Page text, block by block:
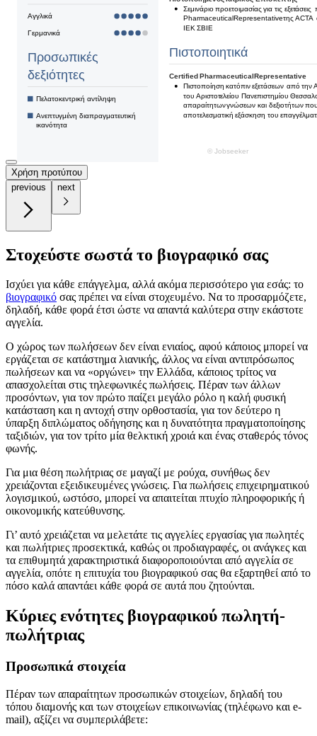
Χρήση προτύπου
previous
next
Στοχεύστε σωστά το βιογραφικό σας
Ισχύει για κάθε επάγγελμα, αλλά ακόμα περισσότερο για εσάς: το
βιογραφικό σας πρέπει να είναι στοχευμένο. Να το προσαρμόζετε,
δηλαδή, κάθε φορά έτσι ώστε να απαντά καλύτερα στην εκάστοτε
αγγελία.
Ο χώρος των πωλήσεων δεν είναι ενιαίος, αφού κάποιος μπορεί να
εργάζεται σε κατάστημα λιανικής, άλλος να είναι αντιπρόσωπος
πωλήσεων και να «οργώνει» την Ελλάδα, κάποιος τρίτος να
απασχολείται στις τηλεφωνικές πωλήσεις. Πέραν των άλλων
προσόντων, για τον πρώτο παίζει μεγάλο ρόλο η καλή φυσική
κατάσταση και η αντοχή στην ορθοστασία, για τον δεύτερο η
ύπαρξη διπλώματος οδήγησης και η δυνατότητα πραγματοποίησης
ταξιδιών, για τον τρίτο μία θελκτική χροιά και ένας σταθερός τόνος
φωνής.
Για μια θέση πωλήτριας σε μαγαζί με ρούχα, συνήθως δεν
χρειάζονται εξειδικευμένες γνώσεις. Για πωλήσεις επιχειρηματικού
λογισμικού, ωστόσο, μπορεί να απαιτείται πτυχίο πληροφορικής ή
οικονομικής κατεύθυνσης.
Γι’ αυτό χρειάζεται να μελετάτε τις αγγελίες εργασίας για πωλητές
και πωλήτριες προσεκτικά, καθώς οι προδιαγραφές, οι ανάγκες και
τα επιθυμητά χαρακτηριστικά διαφοροποιούνται από αγγελία σε
αγγελία, οπότε η επιτυχία του βιογραφικού σας θα εξαρτηθεί από το
πόσο καλά απαντάει κάθε φορά σε αυτά που ζητούνται.
Κύριες ενότητες βιογραφικού πωλητή-
πωλήτριας
Προσωπικά στοιχεία
Πέραν των απαραίτητων προσωπικών στοιχείων, δηλαδή του
τόπου διαμονής και των στοιχείων επικοινωνίας (τηλέφωνο και e-
mail), αξίζει να συμπεριλάβετε: